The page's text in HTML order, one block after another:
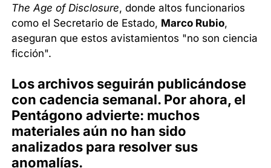
The Age of Disclosure, donde altos funcionarios
como el Secretario de Estado, Marco Rubio,
aseguran que estos avistamientos "no son ciencia
ficción".
Los archivos seguirán publicándose
con cadencia semanal. Por ahora, el
Pentágono advierte: muchos
materiales aún no han sido
analizados para resolver sus
anomalías.